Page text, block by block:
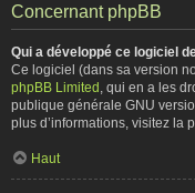
Concernant phpBB
Qui a développé ce logiciel
Ce logiciel (dans sa version
phpBB Limited , qui en a les
publique générale GNU
plus d’informations, visitez la
Haut